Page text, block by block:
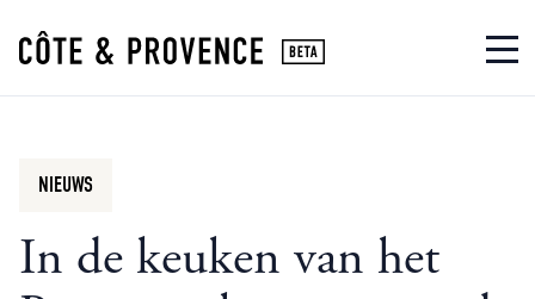
In de keuken van het
NIEUWS